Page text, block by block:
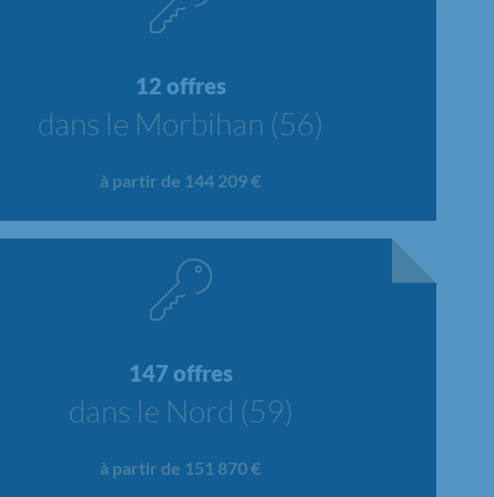
12 offres
dans le Morbihan (56)
à partir de 144 209 €
147 offres
dans le Nord (59)
à partir de 151 870 €